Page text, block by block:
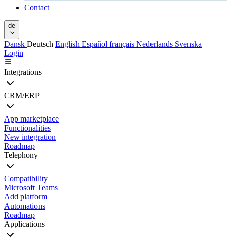
Contact
de
Dansk Deutsch English Español français Nederlands Svenska
Login
Integrations
CRM/ERP
App marketplace
Functionalities
New integration
Roadmap
Telephony
Compatibility
Microsoft Teams
Add platform
Automations
Roadmap
Applications